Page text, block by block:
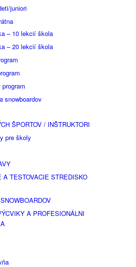
juniori
– 10 lekcií škola
– 20 lekcií škola
snowboardov
ŠPORTOV / INŠTRUKTORI
pre školy
A TESTOVACIE STREDISKO
A PROFESIONÁLNI